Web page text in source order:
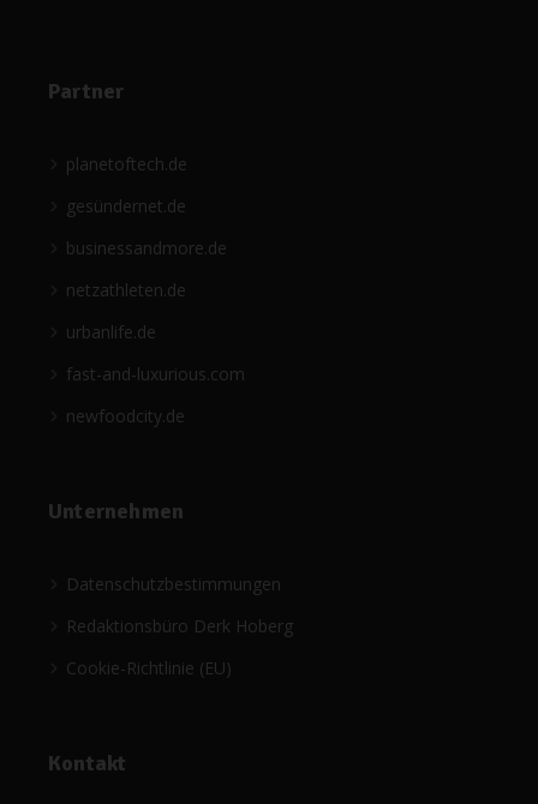
Partner
planetoftech.de
gesündernet.de
businessandmore.de
netzathleten.de
urbanlife.de
fast-and-luxurious.com
newfoodcity.de
Unternehmen
Datenschutzbestimmungen
Redaktionsbüro Derk Hoberg
Cookie-Richtlinie (EU)
Kontakt